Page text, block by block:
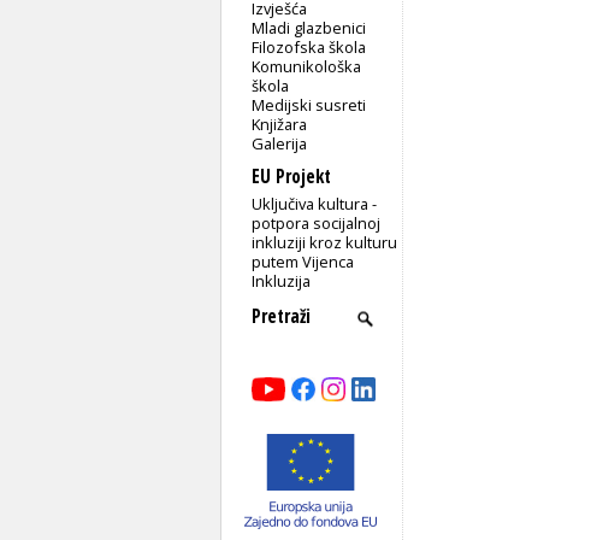
Izvješća
Mladi glazbenici
Filozofska škola
Komunikološka
škola
Medijski susreti
Knjižara
Galerija
EU Projekt
Uključiva kultura -
potpora socijalnoj
inkluziji kroz kulturu
putem Vijenca
Inkluzija